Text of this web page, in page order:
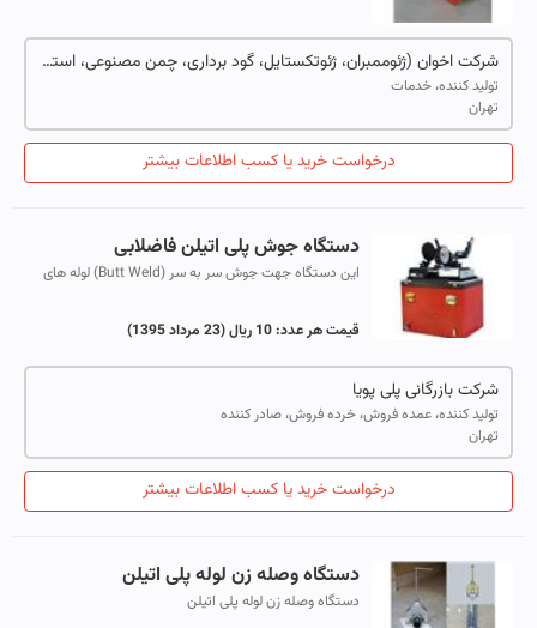
شرکت اخوان (ژئوممبران، ژئوتکستایل، گود برداری، چمن مصنوعی، استخر های کشاورزی، دستگاه های جوش)
تولید کننده، خدمات
تهران
درخواست خرید یا کسب اطلاعات بیشتر
دستگاه جوش پلی اتیلن فاضلابی
این دستگاه جهت جوش سر به سر (Butt Weld) لوله های
قیمت هر عدد:10 ریال (23 مرداد 1395)
شرکت بازرگانی پلی پویا
تولید کننده، عمده فروش، خرده فروش، صادر کننده
تهران
درخواست خرید یا کسب اطلاعات بیشتر
دستگاه وصله زن لوله پلی اتیلن
دستگاه وصله زن لوله پلی اتیلن